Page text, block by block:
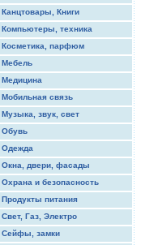
Канцтовары, Книги
Компьютеры, техника
Косметика, парфюм
Мебель
Медицина
Мобильная связь
Музыка, звук, свет
Обувь
Одежда
Окна, двери, фасады
Охрана и безопасность
Продукты питания
Свет, Газ, Электро
Сейфы, замки